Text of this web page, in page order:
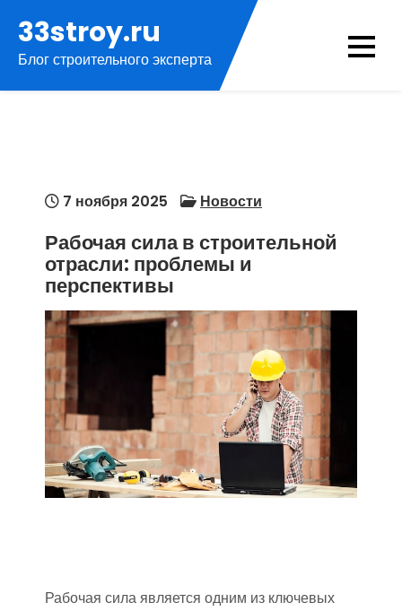
содержимому
33stroy.ru
Блог строительного эксперта
7 ноября 2025 Новости
Рабочая сила в строительной
отрасли: проблемы и
перспективы
Рабочая сила является одним из ключевых